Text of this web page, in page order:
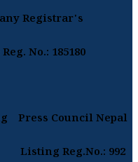
Registrar's
No.: 185180
Press Council Nepal
Listing Reg.No.: 992